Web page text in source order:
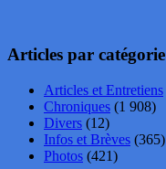
Articles par catégorie
Articles et Entretiens
Chroniques (1 908)
Divers (12)
Infos et Brèves (365)
Photos (421)